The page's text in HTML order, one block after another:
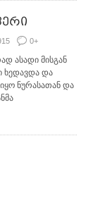
0+
ასადი მისგან
ხედავდა და
ნურასათან და